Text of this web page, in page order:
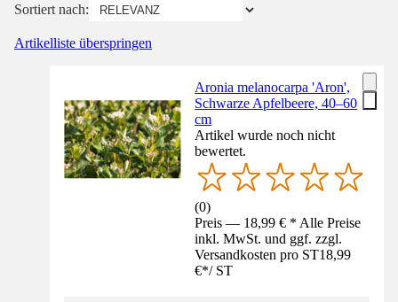
Sortiert nach:
Artikelliste überspringen
Aronia melanocarpa 'Aron',
Schwarze Apfelbeere, 40–60
cm
Artikel wurde noch nicht
bewertet.
(0)
Preis — 18,99 € * Alle Preise
inkl. MwSt. und ggf. zzgl.
Versandkosten pro ST18,99
€*/ ST